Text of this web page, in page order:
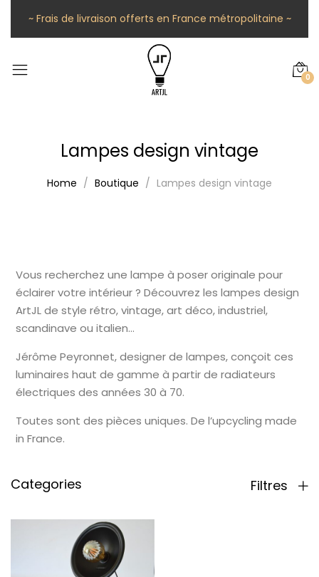
~ Frais de livraison offerts en France métropolitaine ~
0
Lampes design vintage
Home Boutique Lampes design vintage
Vous recherchez une lampe à poser originale pour
éclairer votre intérieur ? Découvrez les lampes design
ArtJL de style rétro, vintage, art déco, industriel,
scandinave ou italien…
Jérôme Peyronnet, designer de lampes, conçoit ces
luminaires haut de gamme à partir de radiateurs
électriques des années 30 à 70.
Toutes sont des pièces uniques. De l’upcycling made
in France.
Categories Filtres